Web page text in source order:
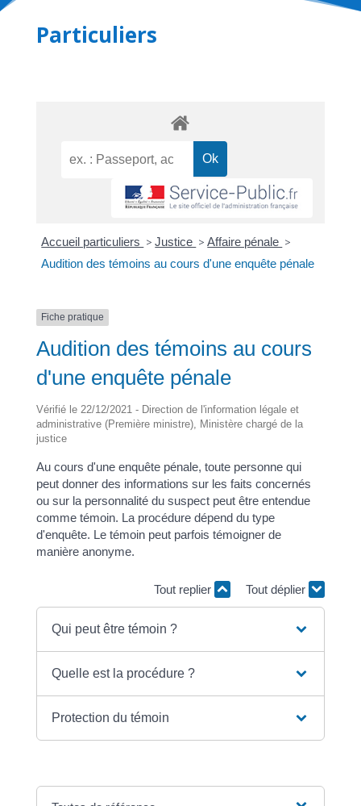
Particuliers
Accueil particuliers > Justice > Affaire pénale >
Audition des témoins au cours d'une enquête pénale
Fiche pratique
Audition des témoins au cours
d'une enquête pénale
Vérifié le 22/12/2021 - Direction de l'information légale et
administrative (Première ministre), Ministère chargé de la
justice
Au cours d'une enquête pénale, toute personne qui
peut donner des informations sur les faits concernés
ou sur la personnalité du suspect peut être entendue
comme témoin. La procédure dépend du type
d'enquête. Le témoin peut parfois témoigner de
manière anonyme.
Tout replier Tout déplier
Qui peut être témoin ?
Quelle est la procédure ?
Protection du témoin